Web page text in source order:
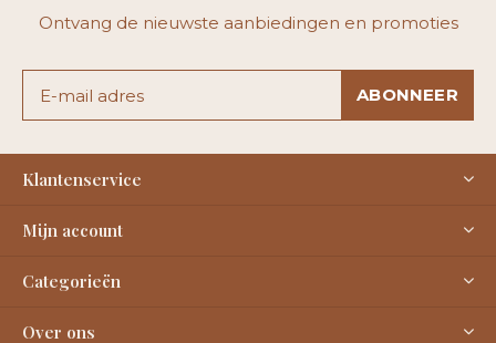
Ontvang de nieuwste aanbiedingen en promoties
ABONNEER
Klantenservice
Mijn account
Categorieën
Over ons